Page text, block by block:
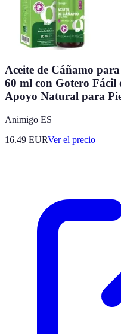
Aceite de Cáñamo
60 ml con Gotero
Apoyo Natural para
Animigo ES
16.49 EURVer el precio